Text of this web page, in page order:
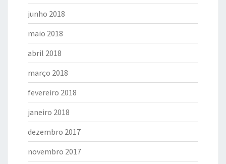
junho 2018
maio 2018
abril 2018
março 2018
fevereiro 2018
janeiro 2018
dezembro 2017
novembro 2017